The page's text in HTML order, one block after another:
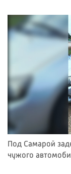
Под Самарой
чужого